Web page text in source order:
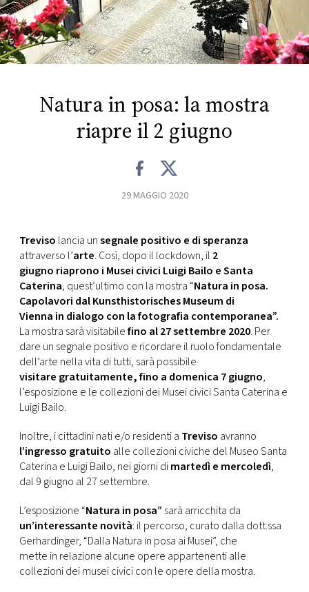
FOTO
CONCORSI
EVENTI
PRINCIPATO
DI
MONACO
RMC
CONSIGLIA
Natura in posa: la mostra
riapre il 2 giugno
29 MAGGIO 2020
Treviso lancia unsegnale positivo e di speranza
attraverso l’arte. Così, dopo il lockdown, il 2
giugno riaprono i Musei civici Luigi Bailo e Santa
Caterina, quest’ultimo con la mostra “Natura in posa.
Capolavori dal Kunsthistorisches Museum di
Vienna in dialogo con la fotografia contemporanea”.
La mostra sarà visitabilefino al 27 settembre 2020. Per
dare un segnale positivo e ricordare il ruolo fondamentale
dell’arte nella vita di tutti, sarà possibile
visitare gratuitamente, fino a domenica 7 giugno,
l’esposizione e le collezioni dei Musei civici Santa Caterina e
Luigi Bailo.
Inoltre, i cittadini nati e/o residenti a Treviso avranno
l’ingresso gratuito alle collezioni civiche del Museo Santa
Caterina e Luigi Bailo, nei giorni dimartedì e mercoledì,
dal 9 giugno al 27 settembre.
L’esposizione “Natura in posa” sarà arricchita da
un’interessante novità: il percorso, curato dalla dott.ssa
Gerhardinger, “Dalla Natura in posa ai Musei”, che
mette in relazione alcune opere appartenenti alle
collezioni dei musei civici con le opere della mostra.